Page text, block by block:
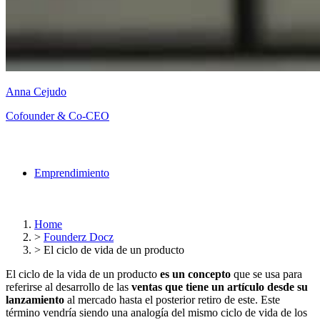
Anna Cejudo
Cofounder & Co-CEO
Emprendimiento
Home
> Founderz Docz
> El ciclo de vida de un producto
El ciclo de la vida de un producto es un concepto que se usa para
referirse al desarrollo de las ventas que tiene un artículo desde su
lanzamiento al mercado hasta el posterior retiro de este. Este
término vendría siendo una analogía del mismo ciclo de vida de los